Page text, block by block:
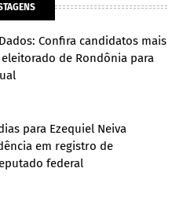
Confira candidatos mais
de Rondônia para
para Ezequiel Neiva
em registro de
federal